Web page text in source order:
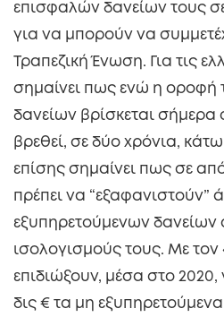
επισφαλών δανείων τους
για να μπορούν να
Τραπεζική Ένωση. Για τις
σημαίνει πως ενώ η οροφή
δανείων βρίσκεται σήμερα
βρεθεί, σε δύο χρόνια,
επίσης σημαίνει πως σε
πρέπει να “εξαφανιστούν”
εξυπηρετούμενων δανείων
ισολογισμούς τους. Με
επιδιώξουν, μέσα στο
δις € τα μη εξυπηρετούμενα